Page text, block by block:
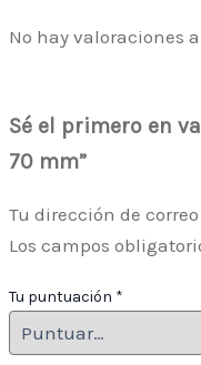
No hay valoraciones
Sé el primero en
70 mm”
Tu dirección de
Los campos
Tu puntuación *